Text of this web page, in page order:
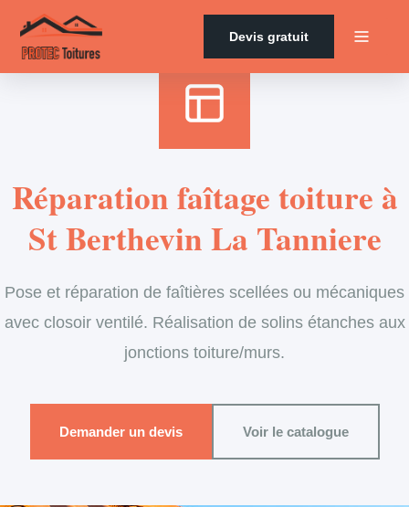
Devis gratuit
Réparation faîtage toiture à
St Berthevin La Tanniere
Pose et réparation de faîtières scellées ou mécaniques
avec closoir ventilé. Réalisation de solins étanches aux
jonctions toiture/murs.
Demander un devis Voir le catalogue